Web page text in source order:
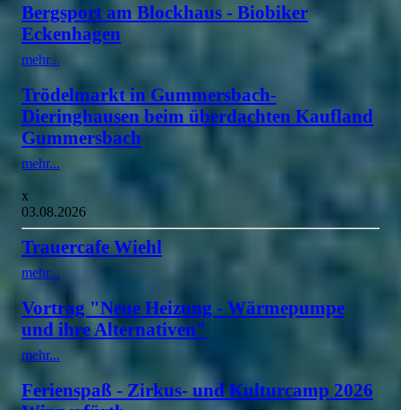
Bergsport am Blockhaus - Biobiker
Eckenhagen
mehr...
Trödelmarkt in Gummersbach-
Dieringhausen beim überdachten Kaufland
Gummersbach
mehr...
x
03.08.2026
Trauercafe Wiehl
mehr...
Vortrag "Neue Heizung - Wärmepumpe
und ihre Alternativen"
mehr...
Ferienspaß - Zirkus- und Kulturcamp 2026